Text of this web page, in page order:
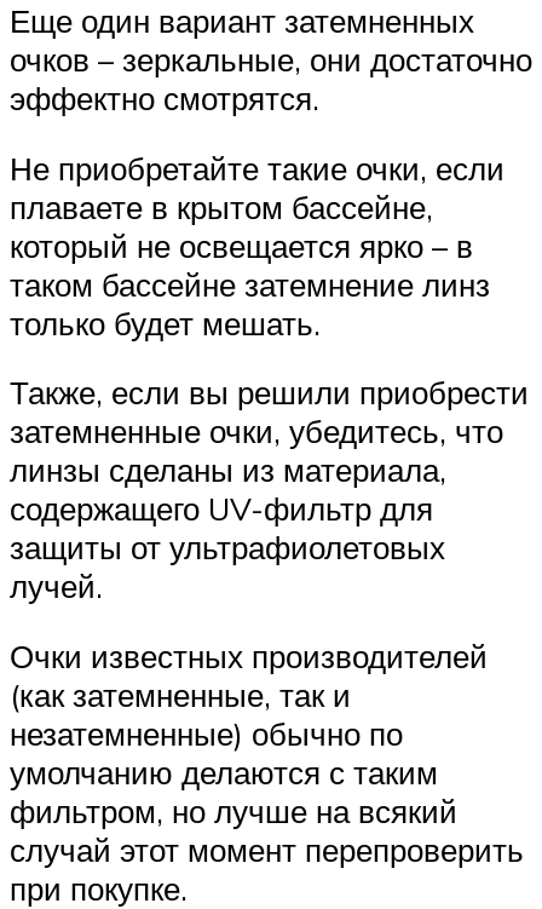
Еще один вариант затемненных
очков – зеркальные, они достаточно
эффектно смотрятся.
Не приобретайте такие очки, если
плаваете в крытом бассейне,
который не освещается ярко – в
таком бассейне затемнение линз
только будет мешать.
Также, если вы решили приобрести
затемненные очки, убедитесь, что
линзы сделаны из материала,
содержащего UV-фильтр для
защиты от ультрафиолетовых
лучей.
Очки известных производителей
(как затемненные, так и
незатемненные) обычно по
умолчанию делаются с таким
фильтром, но лучше на всякий
случай этот момент перепроверить
при покупке.